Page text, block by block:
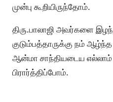
முன்பு கூறியிருந்தோம்.
திரு.பாலாஜி அவர்களை
குடும்பத்தாருக்கு நம்
ஆன்மா சாந்தியடைய
பிரார்த்திப்போம்.